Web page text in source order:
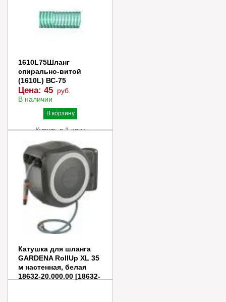
1610L75Шланг
спирально-витой
(1610L) ВС-75
Цена: 45 руб.
В наличии
В корзину
Купить в 1 клик
Катушка для шланга
GARDENA RollUp XL 35
м настенная, белая
18632-20.000.00 [18632-